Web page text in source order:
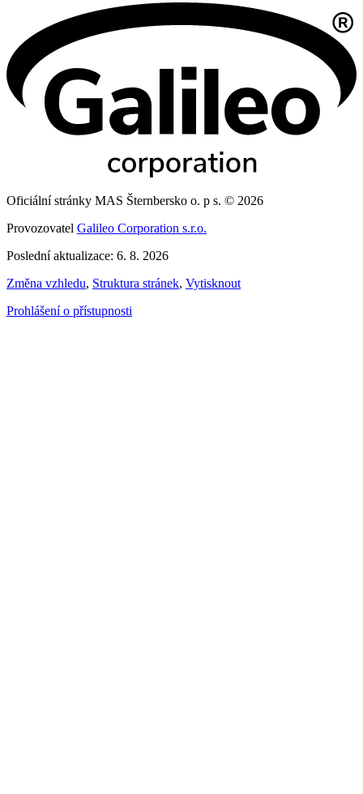
Oficiální stránky MAS Šternbersko o. p s. © 2026
Provozovatel Galileo Corporation s.r.o.
Poslední aktualizace: 6. 8. 2026
Změna vzhledu, Struktura stránek, Vytisknout
Prohlášení o přístupnosti